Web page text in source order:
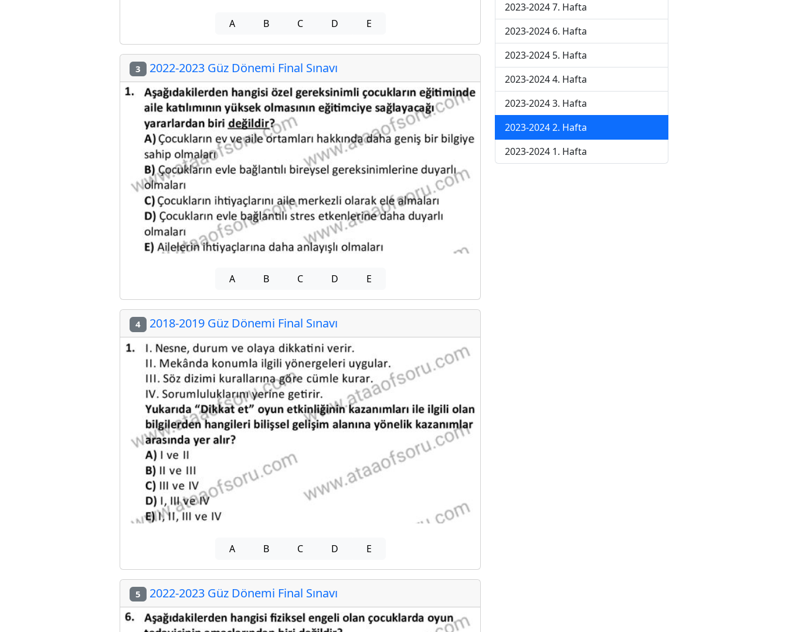
A B C D E
3 2022-2023 Güz Dönemi Final Sınavı
A B C D E
4 2018-2019 Güz Dönemi Final Sınavı
A B C D E
5 2022-2023 Güz Dönemi Final Sınavı
2023-2024 7. Hafta
2023-2024 6. Hafta
2023-2024 5. Hafta
2023-2024 4. Hafta
2023-2024 3. Hafta
2023-2024 2. Hafta
2023-2024 1. Hafta